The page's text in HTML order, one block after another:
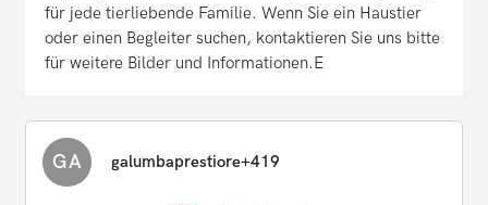
für jede tierliebende Familie. Wenn Sie ein Haustier
oder einen Begleiter suchen, kontaktieren Sie uns bitte
für weitere Bilder und Informationen.E
GA galumbaprestiore+419